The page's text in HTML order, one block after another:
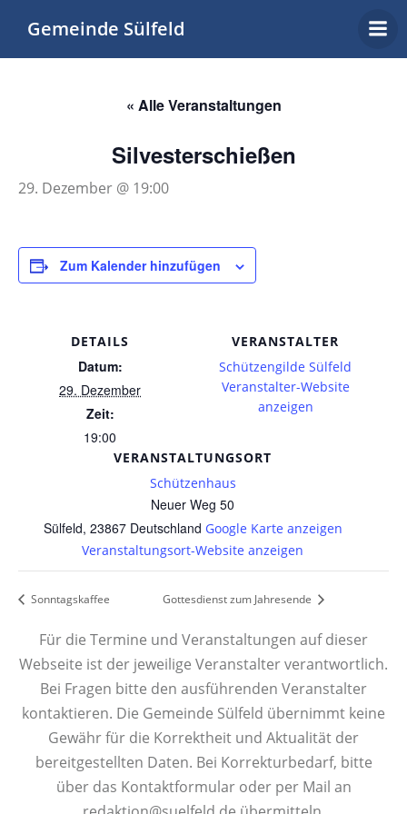
springen
Gemeinde Sülfeld
« Alle Veranstaltungen
Silvesterschießen
29. Dezember @ 19:00
Zum Kalender hinzufügen
DETAILS
Datum:
29. Dezember
Zeit:
19:00
VERANSTALTUNGSORT
Schützenhaus
Neuer Weg 50
Sülfeld, 23867 Deutschland Google Karte anzeigen
Veranstaltungsort-Website anzeigen
VERANSTALTER
Schützengilde Sülfeld
Veranstalter-Website
anzeigen
Sonntagskaffee Gottesdienst zum Jahresende
Für die Termine und Veranstaltungen auf dieser
Webseite ist der jeweilige Veranstalter verantwortlich.
Bei Fragen bitte den ausführenden Veranstalter
kontaktieren. Die Gemeinde Sülfeld übernimmt keine
Gewähr für die Korrektheit und Aktualität der
bereitgestellten Daten. Bei Korrekturbedarf, bitte
über das Kontaktformular oder per Mail an